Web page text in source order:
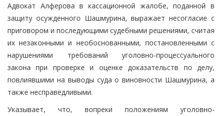
Адвокат Алферова в кассационной жалобе, поданной в
защиту осужденного Шашмурина, выражает несогласие с
приговором и последующими судебными решениями, считая
их незаконными и необоснованными, постановленными с
нарушениями требований уголовно-процессуального
закона при проверке и оценке доказательств по делу,
повлиявшими на выводы суда о виновности Шашмурина, а
также несправедливыми.
Указывает, что, вопреки положениям уголовно-